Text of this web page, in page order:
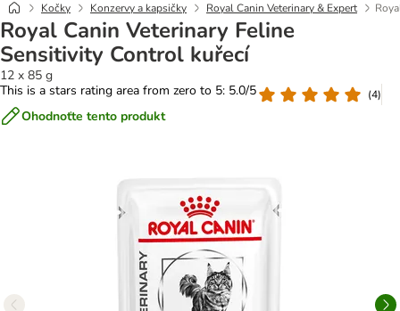
Kočky Konzervy a kapsičky Royal Canin Veterinary & Expert
Royal Canin Veterinary Feline
Sensitivity Control kuřecí
12 x 85 g
This is a stars rating area from zero to 5: 5.0/5
(4)
Ohodnoťte tento produkt